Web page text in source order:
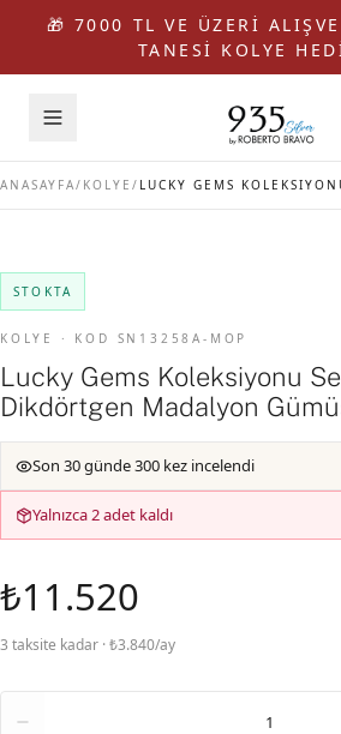
🎁 7000 TL VE ÜZERİ
TANESİ KOLYE
ANASAYFA/ KOLYE /
STOKTA
KOLYE · KOD SN13258A-MOP
Lucky Gems Koleksiyonu
Dikdörtgen Madalyon
Son 30 günde 300 kez incelendi
Yalnızca 2 adet kaldı
₺11.520
3 taksite kadar · ₺3.840/ay
1